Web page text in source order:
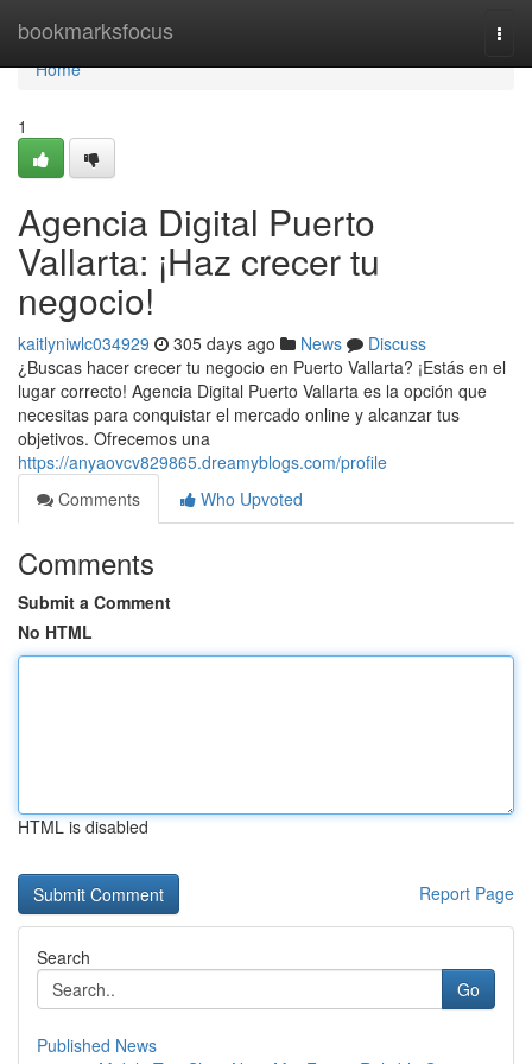
bookmarksfocus
Home
Home
1
Agencia Digital Puerto
Vallarta: ¡Haz crecer tu
negocio!
kaitlyniwlc034929 305 days ago News
Discuss
¿Buscas hacer crecer tu negocio en Puerto Vallarta? ¡Estás en el
lugar correcto! Agencia Digital Puerto Vallarta es la opción que
necesitas para conquistar el mercado online y alcanzar tus
objetivos. Ofrecemos una
https://anyaovcv829865.dreamyblogs.com/profile
Comments
Who Upvoted
Comments
Submit a Comment
No HTML
HTML is disabled
Report Page
Search
Go
Published News